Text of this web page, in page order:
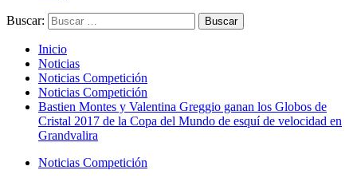
Buscar:
Inicio
Noticias
Noticias Competición
Noticias Competición
Bastien Montes y Valentina Greggio ganan los Globos de
Cristal 2017 de la Copa del Mundo de esquí de velocidad en
Grandvalira
Noticias Competición